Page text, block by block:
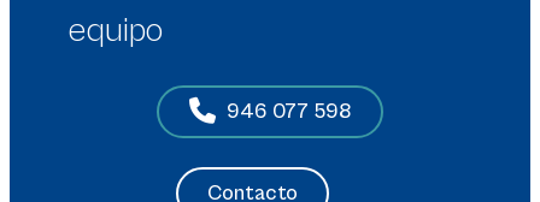
equipo
946 077 598
Contacto